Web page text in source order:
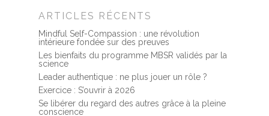
ARTICLES RÉCENTS
Mindful Self-Compassion : une révolution
intérieure fondée sur des preuves
Les bienfaits du programme MBSR validés par la
science
Leader authentique : ne plus jouer un rôle ?
Exercice : S’ouvrir à 2026
Se libérer du regard des autres grâce à la pleine
conscience